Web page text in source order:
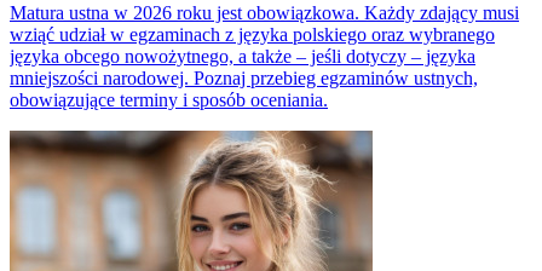
Matura ustna w 2026 roku jest obowiązkowa. Każdy zdający musi
wziąć udział w egzaminach z języka polskiego oraz wybranego
języka obcego nowożytnego, a także – jeśli dotyczy – języka
mniejszości narodowej. Poznaj przebieg egzaminów ustnych,
obowiązujące terminy i sposób oceniania.